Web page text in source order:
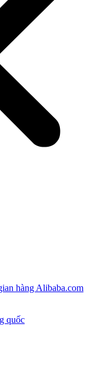
hàng Alibaba.com
quốc